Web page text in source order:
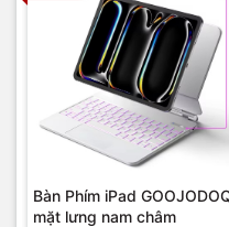
Bàn Phím iPad
mặt lưng nam châm